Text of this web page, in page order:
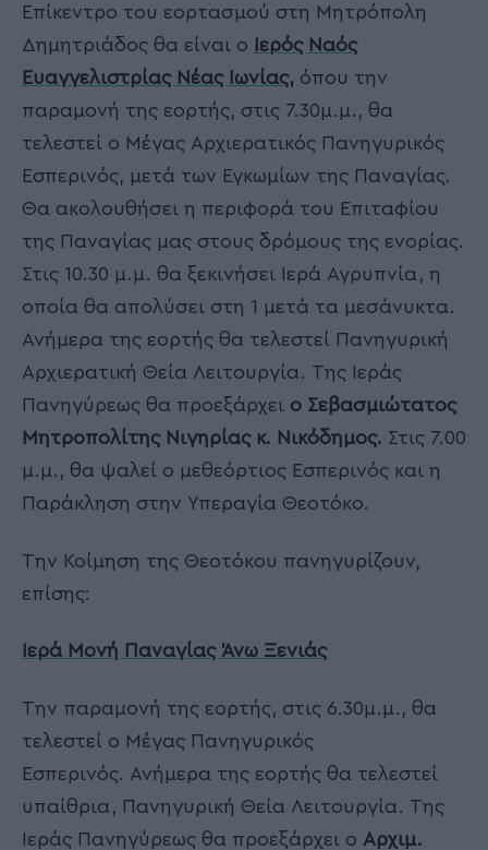
Επίκεντρο του εορτασμού στη Μητρόπολη
Δημητριάδος θα είναι ο
Ιερός Ναός
Ευαγγελιστρίας Νέας Ιωνίας, όπου την
παραμονή της εορτής, στις 7.30μ.μ., θα
τελεστεί ο Μέγας Αρχιερατικός Πανηγυρικός
Εσπερινός, μετά των Εγκωμίων της Παναγίας.
Θα ακολουθήσει η περιφορά του Επιταφίου
της Παναγίας μας στους δρόμους της ενορίας.
Στις 10.30 μ.μ. θα ξεκινήσει Ιερά Αγρυπνία, η
οποία θα απολύσει στη 1 μετά τα μεσάνυκτα.
Ανήμερα της εορτής θα τελεστεί Πανηγυρική
Αρχιερατική Θεία Λειτουργία. Της Ιεράς
Πανηγύρεως θα προεξάρχει ο Σεβασμιώτατος
Μητροπολίτης Νιγηρίας κ. Νικόδημος. Στις 7.00
μ.μ., θα ψαλεί ο μεθεόρτιος Εσπερινός και η
Παράκληση στην Υπεραγία Θεοτόκο.
Την Κοίμηση της Θεοτόκου πανηγυρίζουν,
επίσης:
Ιερά Μονή Παναγίας Άνω Ξενιάς
Την παραμονή της εορτής, στις 6.30μ.μ., θα
τελεστεί ο Μέγας Πανηγυρικός
Εσπερινός. Ανήμερα της εορτής θα τελεστεί
υπαίθρια, Πανηγυρική Θεία Λειτουργία. Της
Ιεράς Πανηγύρεως θα προεξάρχει ο Αρχιμ.